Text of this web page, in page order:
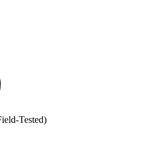
Tested)